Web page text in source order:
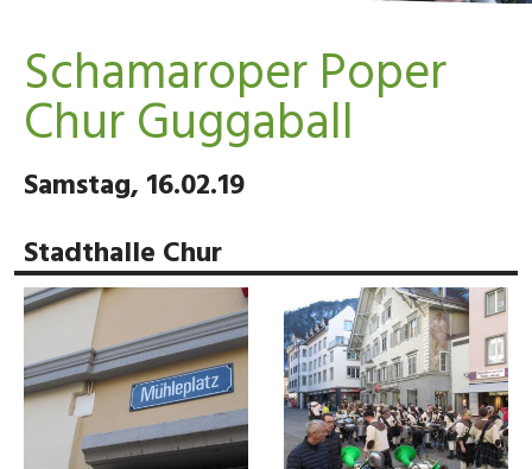
Schamaroper Poper
Chur Guggaball
Samstag, 16.02.19
Stadthalle Chur